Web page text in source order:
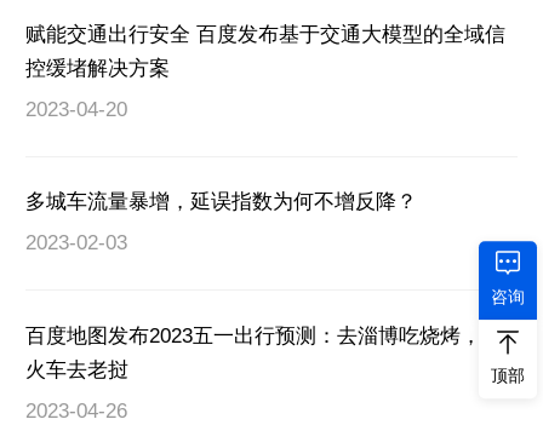
赋能交通出行安全 百度发布基于交通大模型的全域信
控缓堵解决方案
2023-04-20
多城车流量暴增，延误指数为何不增反降？
2023-02-03
百度地图发布2023五一出行预测：去淄博吃烧烤，坐
火车去老挝
2023-04-26
咨询
顶部